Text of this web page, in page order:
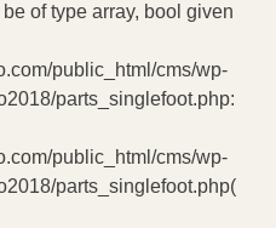
of type array, bool given
public_html/cms/wp-
parts_singlefoot.php:
public_html/cms/wp-
parts_singlefoot.php(